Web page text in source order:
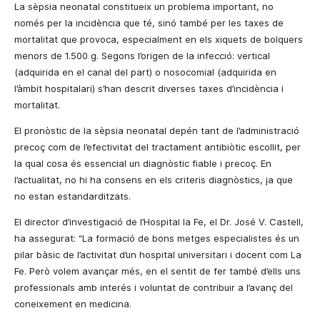
La sèpsia neonatal constitueix un problema important, no
només per la incidència que té, sinó també per les taxes de
mortalitat que provoca, especialment en els xiquets de bolquers
menors de 1.500 g. Segons l’origen de la infecció: vertical
(adquirida en el canal del part) o nosocomial (adquirida en
l’àmbit hospitalari) s’han descrit diverses taxes d’incidència i
mortalitat.
El pronòstic de la sèpsia neonatal depén tant de l’administració
precoç com de l’efectivitat del tractament antibiòtic escollit, per
la qual cosa és essencial un diagnòstic fiable i precoç. En
l’actualitat, no hi ha consens en els criteris diagnòstics, ja que
no estan estandarditzats.
El director d’investigació de l’Hospital la Fe, el Dr. José V. Castell,
ha assegurat: “La formació de bons metges especialistes és un
pilar bàsic de l’activitat d’un hospital universitari i docent com La
Fe. Però volem avançar més, en el sentit de fer també d’ells uns
professionals amb interés i voluntat de contribuir a l’avanç del
coneixement en medicina.